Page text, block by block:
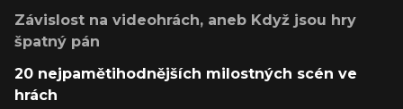
Závislost na videohrách, aneb Když jsou hry
špatný pán
20 nejpamětihodnějších milostných scén ve
hrách